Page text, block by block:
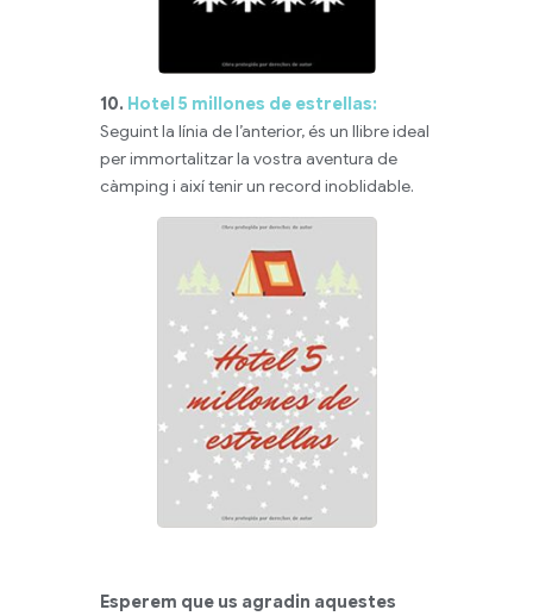
10. Hotel 5 millones de estrellas:
Seguint la línia de l’anterior, és un llibre ideal
per immortalitzar la vostra aventura de
càmping i així tenir un record inoblidable.
Esperem que us agradin aquestes